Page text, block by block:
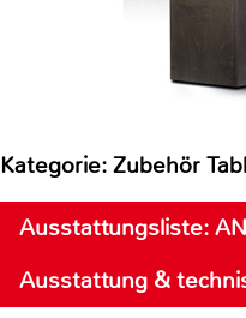
Kategorie: Zubehör
Ausstattungsliste:
Ausstattung &